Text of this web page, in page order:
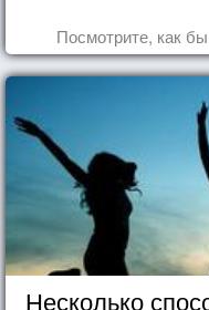
Посмотрите, как
Несколько